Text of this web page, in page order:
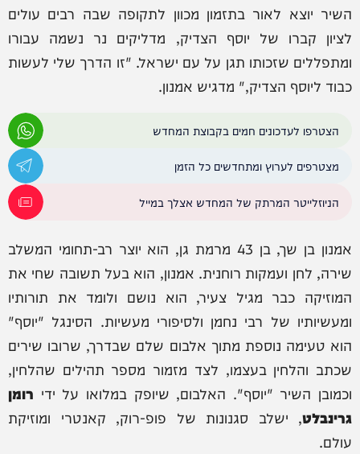
השיר יוצא לאור בתזמון מכוון לתקופה שבה רבים עולים
לציון קברו של יוסף הצדיק, מדליקים נר נשמה עבורו
ומתפללים שזכותו תגן על עם ישראל. "זו הדרך שלי לעשות
כבוד ליוסף הצדיק," מדגיש אמנון.
הצטרפו לעדכונים חמים בקבוצת המחדש
מצטרפים לערוץ ומתחדשים כל הזמן
הניוזלייטר המרתק של המחדש אצלך במייל
אמנון בן שך, בן 43 מרמת גן, הוא יוצר רב-תחומי המשלב
שירה, לחן ועמקות רוחנית. אמנון, הוא בעל תשובה שחי את
המוזיקה כבר מגיל צעיר, הוא נושם ולומד את תורותיו
ומעשיותיו של רבי נחמן ולסיפורי מעשיות. הסינגל "יוסף"
הוא טעימה נוספת מתוך אלבום שלם שבדרך, שרובו שירים
שכתב והלחין בעצמו, לצד מזמור מספר תהילים שהלחין,
וכמובן השיר "יוסף". האלבום, שיופק במלואו על ידי רומן
גרינבלט, ישלב סגנונות של פופ-רוק, קאנטרי ומוזיקת
עולם.